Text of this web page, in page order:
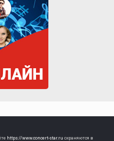
https://www.concert-star.ru охраняются в